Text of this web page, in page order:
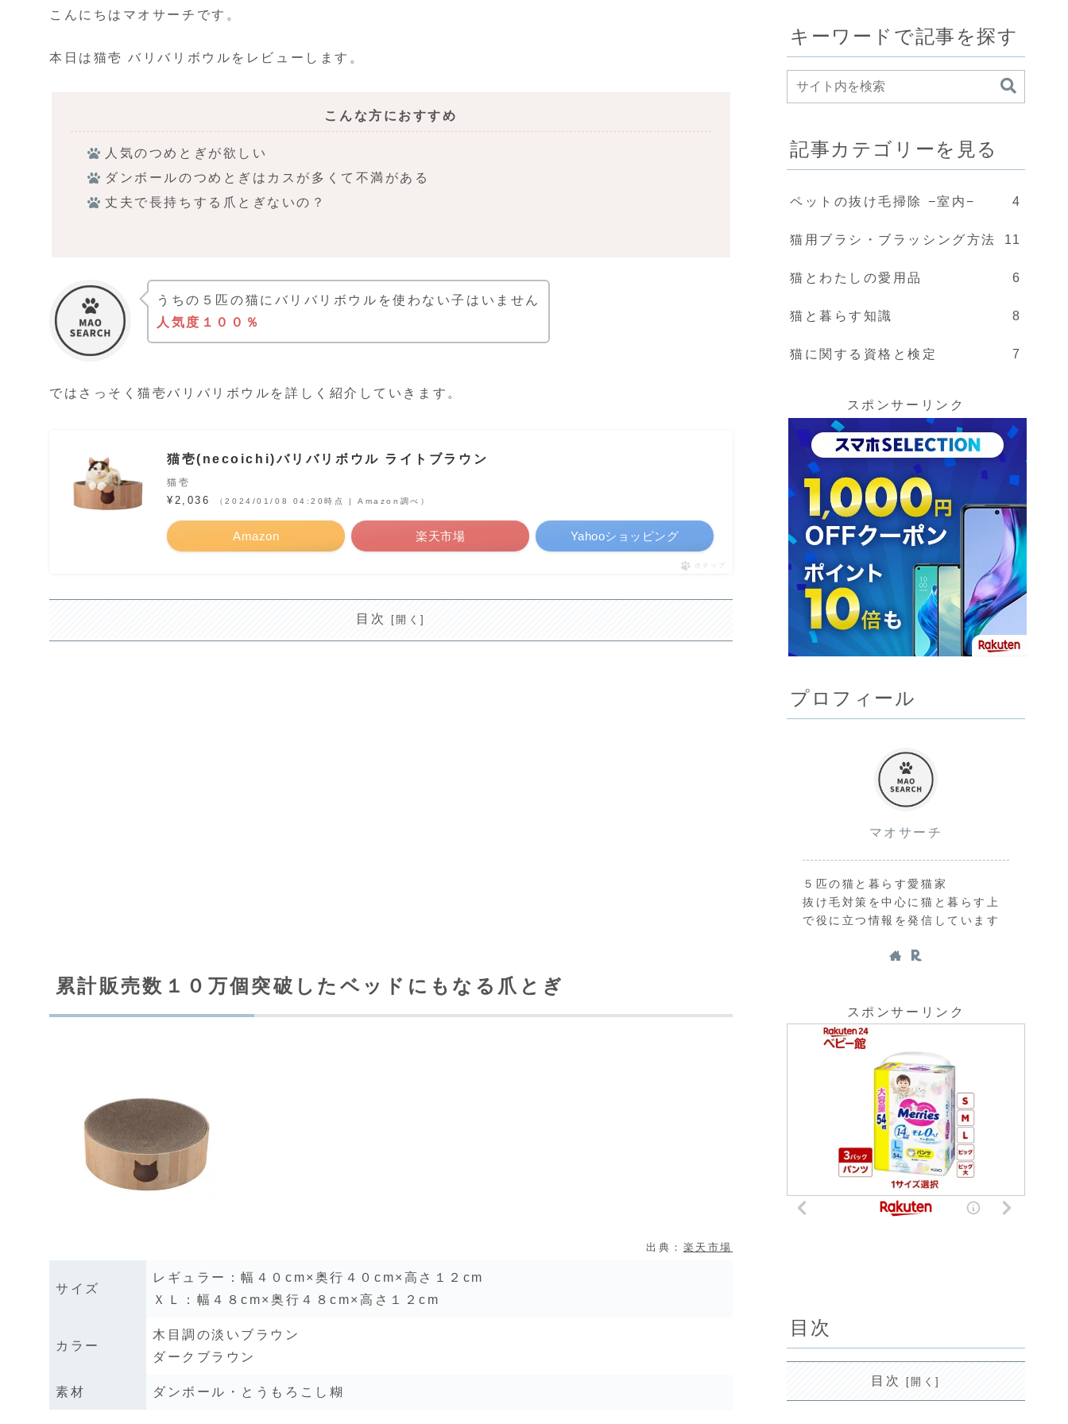
こんにちはマオサーチです。
本日は猫壱 バリバリボウルをレビューします。
こんな方におすすめ
人気のつめとぎが欲しい
ダンボールのつめとぎはカスが多くて不満がある
丈夫で長持ちする爪とぎないの？
うちの５匹の猫にバリバリボウルを使わない子はいません
人気度１００％
ではさっそく猫壱バリバリボウルを詳しく紹介していきます。
猫壱(necoichi)バリバリボウル ライトブラウン
猫壱
¥2,036 （2024/01/08 04:20時点 | Amazon調べ）
Amazon 楽天市場 Yahooショッピング
ポチップ
目次
累計販売数１０万個突破したベッドにもなる爪とぎ
出典： 楽天市場
サイズ
レギュラー：幅４０cm×奥行４０cm×高さ１２cm
ＸＬ：幅４８cm×奥行４８cm×高さ１２cm
カラー
木目調の淡いブラウン
ダークブラウン
素材 ダンボール・とうもろこし糊
キーワードで記事を探す
記事カテゴリーを見る
ペットの抜け毛掃除 −室内− 4
猫用ブラシ・ブラッシング方法 11
猫とわたしの愛用品 6
猫と暮らす知識 8
猫に関する資格と検定 7
スポンサーリンク
プロフィール
マオサーチ
５匹の猫と暮らす愛猫家
抜け毛対策を中心に猫と暮らす上
で役に立つ情報を発信しています
スポンサーリンク
目次
目次